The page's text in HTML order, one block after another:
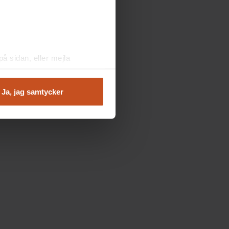
sidan, eller mejla
Ja, jag samtycker